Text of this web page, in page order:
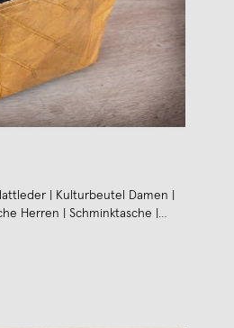
| Kulturbeutel Damen |
Herren | Schminktasche |
in gelb BY COPALA